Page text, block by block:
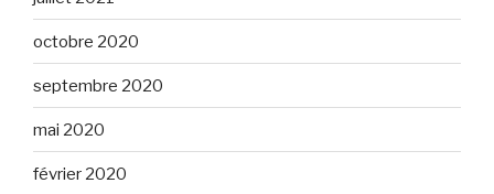
octobre 2020
septembre 2020
mai 2020
février 2020